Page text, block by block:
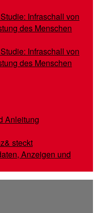
Infraschall von
des Menschen
Infraschall von
des Menschen
Anleitung
steckt
Anzeigen und